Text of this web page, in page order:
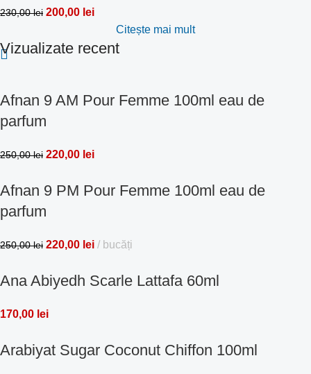
230,00lei 200,00 lei
Citește mai mult
Vizualizate recent
Afnan 9 AM Pour Femme 100ml eau de
parfum
250,00lei 220,00 lei
Afnan 9 PM Pour Femme 100ml eau de
parfum
250,00lei 220,00 lei bucăți
Ana Abiyedh Scarle Lattafa 60ml
170,00 lei
Arabiyat Sugar Coconut Chiffon 100ml